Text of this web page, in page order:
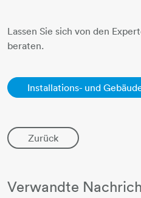
​​​​​​​Lassen Sie sich von den
beraten.
Installations- und
Zurück
Verwandte